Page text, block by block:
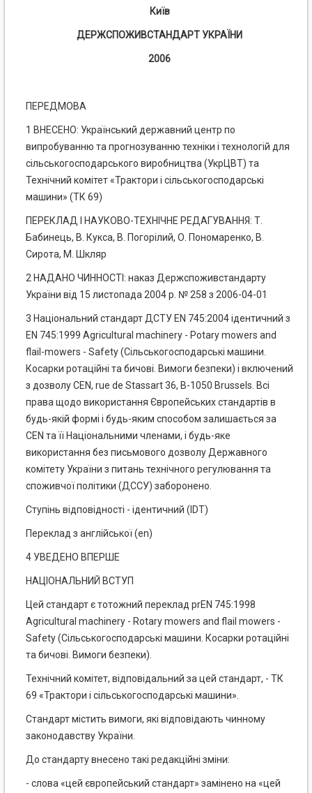
Київ
ДЕРЖСПОЖИВСТАНДАРТ УКРАЇНИ
2006
ПЕРЕДМОВА
1 ВНЕСЕНО: Український державний центр по
випробуванню та прогнозуванню техніки і технологій для
сільськогосподарського виробництва (УкрЦВТ) та
Технічний комітет «Трактори і сільськогосподарські
машини» (ТК 69)
ПЕРЕКЛАД І НАУКОВО-ТЕХНІЧНЕ РЕДАГУВАННЯ: Т.
Бабинець, В. Кукса, В. Погорілий, О. Пономаренко, В.
Сирота, М. Шкляр
2 НАДАНО ЧИННОСТІ: наказ Держспоживстандарту
України від 15 листопада 2004 р. № 258 з 2006-04-01
3 Національний стандарт ДСТУ EN 745:2004 ідентичний з
EN 745:1999 Agricultural machinery - Potary mowers and
flail-mowers - Safety (Сільськогосподарські машини.
Косарки ротаційні та бичові. Вимоги безпеки) і включений
з дозволу CEN, rue de Stassart 36, В-1050 Brussels. Всі
права щодо використання Європейських стандартів в
будь-якій формі і будь-яким способом залишається за
CEN та її Національними членами, і будь-яке
використання без письмового дозволу Державного
комітету України з питань технічного регулювання та
споживчої політики (ДССУ) заборонено.
Ступінь відповідності - ідентичний (IDT)
Переклад з англійської (еn)
4 УВЕДЕНО ВПЕРШЕ
НАЦІОНАЛЬНИЙ ВСТУП
Цей стандарт є тотожний переклад prEN 745:1998
Agricultural machinery - Rotary mowers and flail mowers -
Safety (Сільськогосподарські машини. Косарки ротаційні
та бичові. Вимоги безпеки).
Технічний комітет, відповідальний за цей стандарт, - ТК
69 «Трактори і сільськогосподарські машини».
Стандарт містить вимоги, які відповідають чинному
законодавству України.
До стандарту внесено такі редакційні зміни:
- слова «цей європейський стандарт» замінено на «цей